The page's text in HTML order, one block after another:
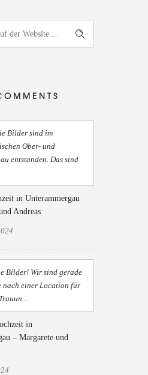
Bilder sind im
Ober- und
entstanden. Das sind
in Unterammergau
Andreas
Bilder! Wir sind gerade
nach einer Location für
in
– Margarete und